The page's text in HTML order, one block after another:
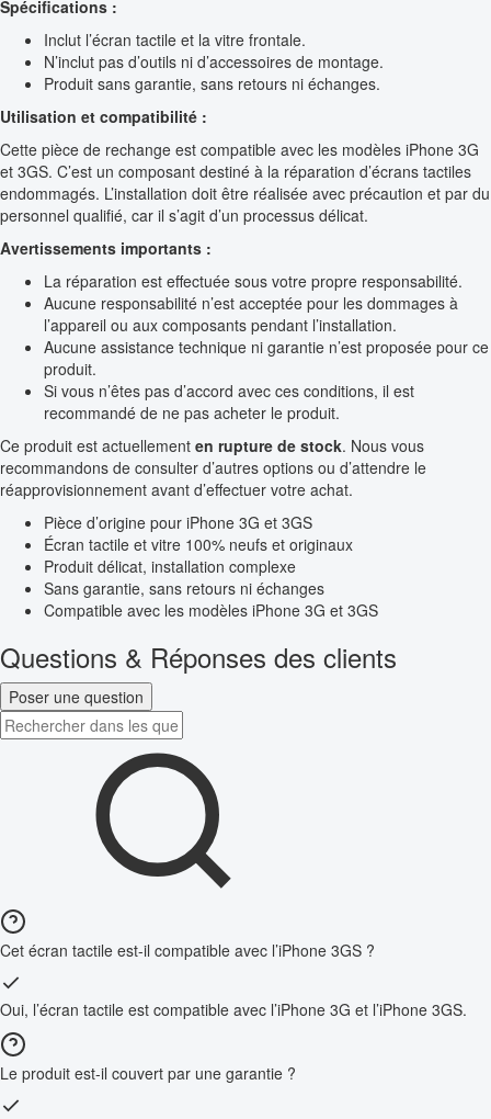
Spécifications :
Inclut l’écran tactile et la vitre frontale.
N’inclut pas d’outils ni d’accessoires de montage.
Produit sans garantie, sans retours ni échanges.
Utilisation et compatibilité :
Cette pièce de rechange est compatible avec les modèles iPhone 3G
et 3GS. C’est un composant destiné à la réparation d’écrans tactiles
endommagés. L’installation doit être réalisée avec précaution et par du
personnel qualifié, car il s’agit d’un processus délicat.
Avertissements importants :
La réparation est effectuée sous votre propre responsabilité.
Aucune responsabilité n’est acceptée pour les dommages à
l’appareil ou aux composants pendant l’installation.
Aucune assistance technique ni garantie n’est proposée pour ce
produit.
Si vous n’êtes pas d’accord avec ces conditions, il est
recommandé de ne pas acheter le produit.
Ce produit est actuellement en rupture de stock. Nous vous
recommandons de consulter d’autres options ou d’attendre le
réapprovisionnement avant d’effectuer votre achat.
Pièce d’origine pour iPhone 3G et 3GS
Écran tactile et vitre 100% neufs et originaux
Produit délicat, installation complexe
Sans garantie, sans retours ni échanges
Compatible avec les modèles iPhone 3G et 3GS
Questions & Réponses des clients
Poser une question
Cet écran tactile est-il compatible avec l’iPhone 3GS ?
Oui, l’écran tactile est compatible avec l’iPhone 3G et l’iPhone 3GS.
Le produit est-il couvert par une garantie ?